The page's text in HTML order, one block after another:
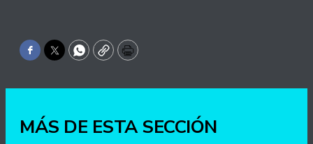
Facebook
TwitterWhatsApp
CopyPrint
MÁS DE ESTA SECCIÓN